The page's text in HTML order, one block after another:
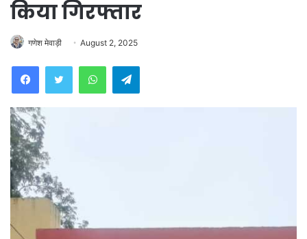
किया गिरफ्तार
गणेश मेवाड़ी August 2, 2025
WhatsAppTelegram